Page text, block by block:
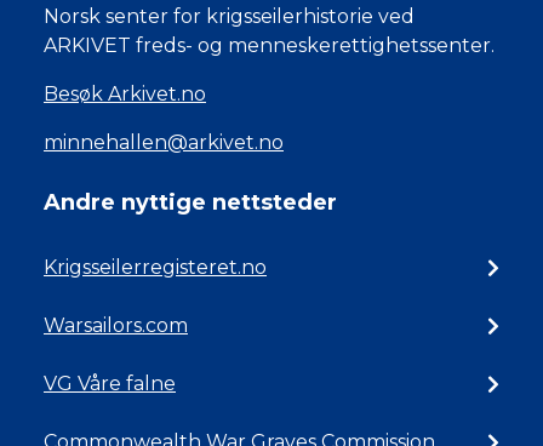
Norsk senter for krigsseilerhistorie ved
ARKIVET freds- og menneskerettighetssenter.
Besøk Arkivet.no
minnehallen@arkivet.no
Andre nyttige nettsteder
Krigsseilerregisteret.no
Warsailors.com
VG Våre falne